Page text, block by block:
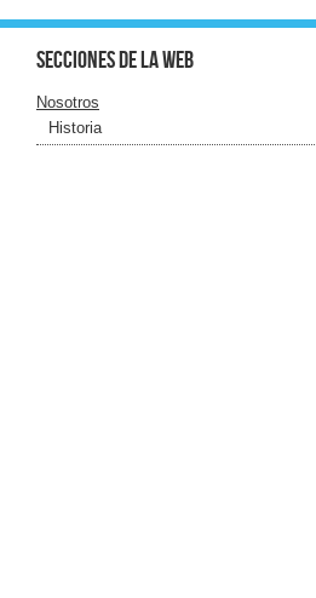
Secciones de la web
Nosotros
Historia